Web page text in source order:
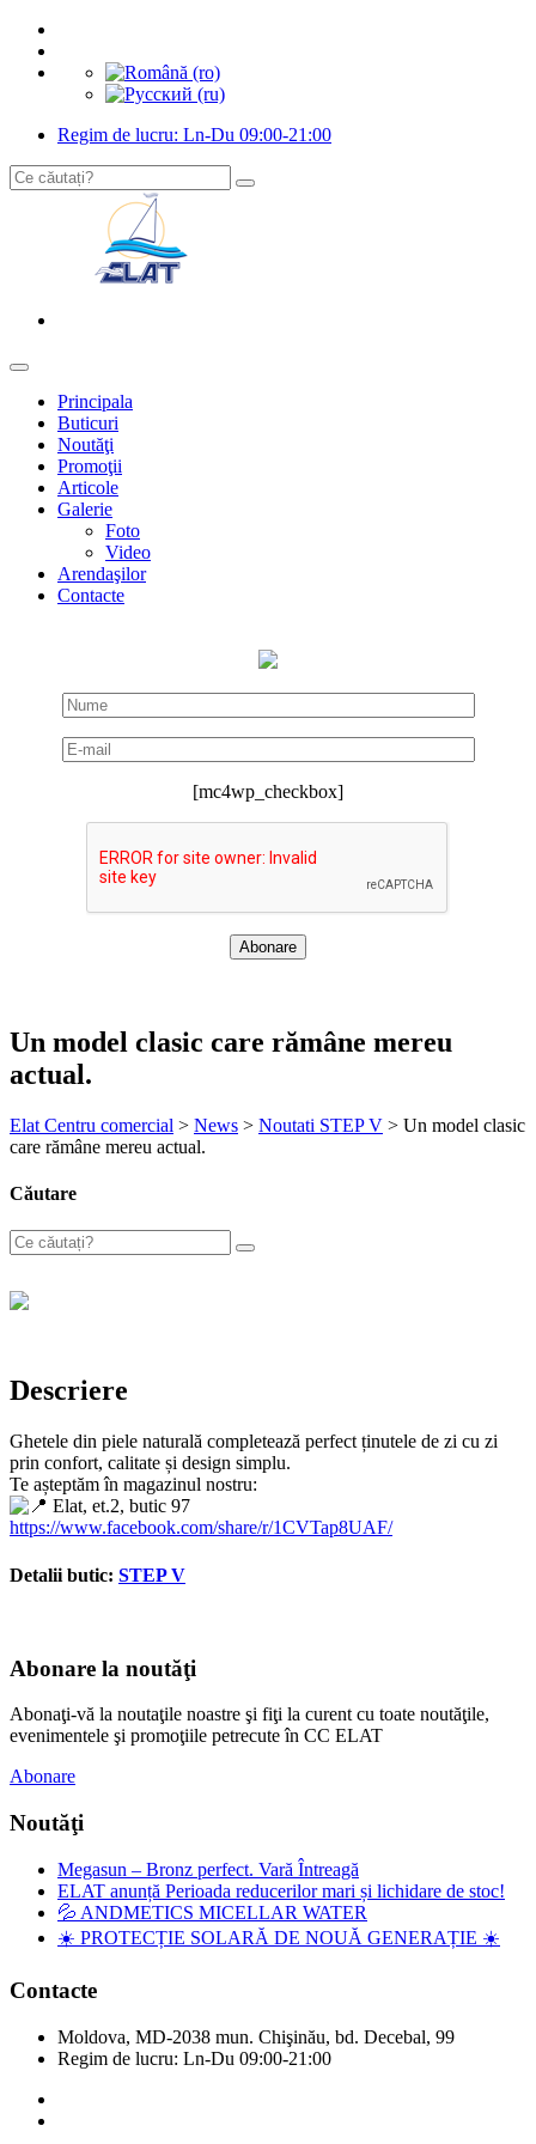
Regim de lucru: Ln-Du 09:00-21:00
Principala
Buticuri
Noutăţi
Promoţii
Articole
Galerie
Foto
Video
Arendaşilor
Contacte
[mc4wp_checkbox]
Un model clasic care rămâne mereu
actual.
Elat Centru comercial > News > Noutati STEP V > Un model clasic
care rămâne mereu actual.
Căutare
Descriere
Ghetele din piele naturală completează perfect ținutele de zi cu zi
prin confort, calitate și design simplu.
Te așteptăm în magazinul nostru:
Elat, et.2, butic 97
https://www.facebook.com/share/r/1CVTap8UAF/
Detalii butic: STEP V
Abonare la noutăţi
Abonaţi-vă la noutaţile noastre şi fiţi la curent cu toate noutăţile,
evenimentele şi promoţiile petrecute în CC ELAT
Abonare
Noutăţi
Megasun – Bronz perfect. Vară Întreagă
ELAT anunță Perioada reducerilor mari și lichidare de stoc!
💦 ANDMETICS MICELLAR WATER
☀️ PROTECȚIE SOLARĂ DE NOUĂ GENERAȚIE ☀️
Contacte
Moldova, MD-2038 mun. Chişinău, bd. Decebal, 99
Regim de lucru: Ln-Du 09:00-21:00